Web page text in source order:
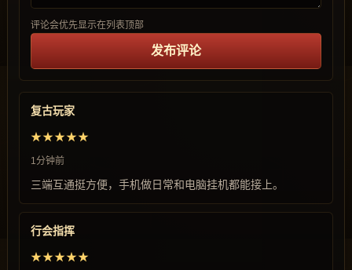
评论会优先显示在列表顶部
发布评论
复古玩家
★★★★★
1分钟前
三端互通挺方便，手机做日常和电脑挂机都能接上。
行会指挥
★★★★★